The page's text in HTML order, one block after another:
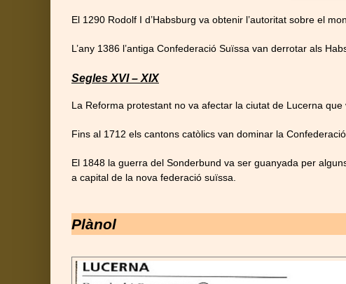
El 1290 Rodolf I d’Habsburg va obtenir l’autoritat sobre el
L’any 1386 l’antiga Confederació Suïssa van derrotar als
Segles XVI – XIX
La Reforma protestant no va afectar la ciutat de Lucerna
Fins al 1712 els cantons catòlics van dominar la Confederació.
El 1848 la guerra del Sonderbund va ser guanyada per
a capital de la nova federació suïssa.
Plànol